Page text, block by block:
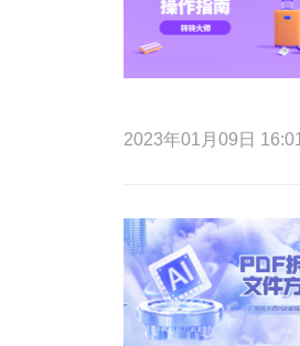
2023年01月09日 16:01